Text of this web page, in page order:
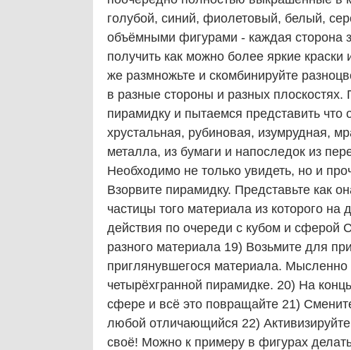
голубой, синий, фиолетовый, белый,
объёмными фигурами - каждая сторона
получить как можно более яркие
же размножьте и скомбинируйте
в разные стороны и разных
пирамидку и пытаемся представить
хрустальная, рубиновая, изумрудная,
металла, из бумаги и напоследок из
Необходимо не только увидеть, но и
Взорвите пирамидку. Представьте как
частицы того материала из которого
действия по очереди с кубом и
разного материала 19) Возьмите для
приглянувшегося материала. Мысленно
четырёхгранной пирамидке. 20) На
сфере и всё это повращайте 21)
любой отличающийся 22)
своё! Можно к примеру в фигурах